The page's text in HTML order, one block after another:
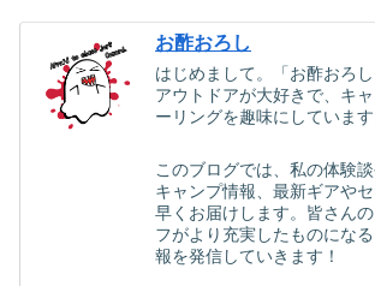
お酢おろし
はじめまして。「お酢おろし
アウトドアが大好きで、キ
ーリングを趣味にしています
このブログでは、私の体験
キャンプ情報、最新ギアや
早くお届けします。皆さん
フがより充実したものにな
報を発信していきます！